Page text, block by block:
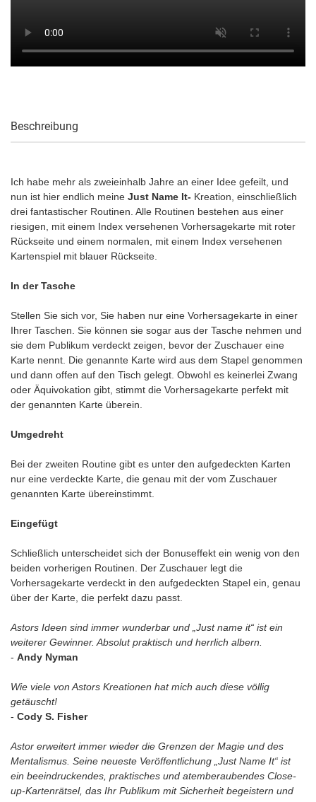
Beschreibung
Ich habe mehr als zweieinhalb Jahre an einer Idee gefeilt, und
nun ist hier endlich meine Just Name It- Kreation, einschließlich
drei fantastischer Routinen. Alle Routinen bestehen aus einer
riesigen, mit einem Index versehenen Vorhersagekarte mit roter
Rückseite und einem normalen, mit einem Index versehenen
Kartenspiel mit blauer Rückseite.
In der Tasche
Stellen Sie sich vor, Sie haben nur eine Vorhersagekarte in einer
Ihrer Taschen. Sie können sie sogar aus der Tasche nehmen und
sie dem Publikum verdeckt zeigen, bevor der Zuschauer eine
Karte nennt. Die genannte Karte wird aus dem Stapel genommen
und dann offen auf den Tisch gelegt. Obwohl es keinerlei Zwang
oder Äquivokation gibt, stimmt die Vorhersagekarte perfekt mit
der genannten Karte überein.
Umgedreht
Bei der zweiten Routine gibt es unter den aufgedeckten Karten
nur eine verdeckte Karte, die genau mit der vom Zuschauer
genannten Karte übereinstimmt.
Eingefügt
Schließlich unterscheidet sich der Bonuseffekt ein wenig von den
beiden vorherigen Routinen. Der Zuschauer legt die
Vorhersagekarte verdeckt in den aufgedeckten Stapel ein, genau
über der Karte, die perfekt dazu passt.
Astors Ideen sind immer wunderbar und „Just name it“ ist ein
weiterer Gewinner. Absolut praktisch und herrlich albern.
- Andy Nyman
Wie viele von Astors Kreationen hat mich auch diese völlig
getäuscht!
- Cody S. Fisher
Astor erweitert immer wieder die Grenzen der Magie und des
Mentalismus. Seine neueste Veröffentlichung „Just Name It“ ist
ein beeindruckendes, praktisches und atemberaubendes Close-
up-Kartenrätsel, das Ihr Publikum mit Sicherheit begeistern und